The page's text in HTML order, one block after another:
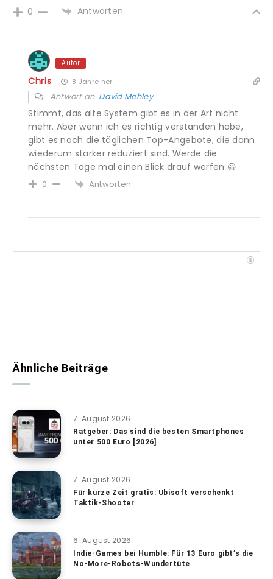
0 Antworten
Autor
Chris 8 Jahre her
Antwort an David Mehley
Stimmt, das alte System gibt es in der Art nicht
mehr. Aber wenn ich es richtig verstanden habe,
gibt es noch die täglichen Top-Angebote, die dann
wiederum stärker reduziert sind. Werde die
nächsten Tage mal einen Blick drauf werfen 😀
0 Antworten
Ähnliche Beiträge
7. August 2026
Ratgeber: Das sind die besten Smartphones
unter 500 Euro [2026]
7. August 2026
Für kurze Zeit gratis: Ubisoft verschenkt
Taktik-Shooter
6. August 2026
Indie-Games bei Humble: Für 13 Euro gibt’s die
No-More-Robots-Wundertüte